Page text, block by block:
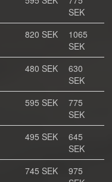
SEK
820 SEK
1065
SEK
480 SEK
630
SEK
595 SEK
775
SEK
495 SEK
645
SEK
745 SEK
975